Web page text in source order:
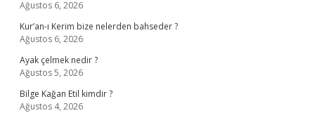
Ağustos 6, 2026
Kur’an-ı Kerim bize nelerden bahseder ?
Ağustos 6, 2026
Ayak çelmek nedir ?
Ağustos 5, 2026
Bilge Kağan Etil kimdir ?
Ağustos 4, 2026